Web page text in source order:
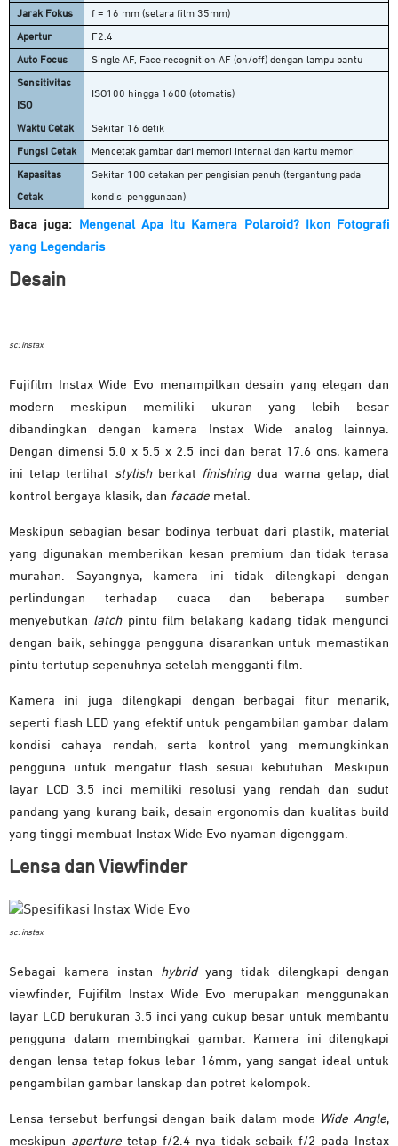
Jarak Fokus f = 16 mm (setara film 35mm)
Apertur F2.4
Auto Focus Single AF, Face recognition AF (on/off) dengan lampu bantu
Sensitivitas
ISO
ISO100 hingga 1600 (otomatis)
Waktu Cetak Sekitar 16 detik
Fungsi Cetak Mencetak gambar dari memori internal dan kartu memori
Kapasitas
Cetak
Sekitar 100 cetakan per pengisian penuh (tergantung pada
kondisi penggunaan)
Baca juga:
Mengenal Apa Itu Kamera Polaroid? Ikon Fotografi
yang Legendaris
Desain
sc: instax
Fujifilm Instax Wide Evo menampilkan desain yang elegan dan
modern meskipun memiliki ukuran yang lebih besar
dibandingkan dengan kamera Instax Wide analog lainnya.
Dengan dimensi 5.0 x 5.5 x 2.5 inci dan berat 17.6 ons, kamera
ini tetap terlihat stylishberkat finishingdua warna gelap, dial
kontrol bergaya klasik, dan facade metal.
Meskipun sebagian besar bodinya terbuat dari plastik, material
yang digunakan memberikan kesan premium dan tidak terasa
murahan. Sayangnya, kamera ini tidak dilengkapi dengan
perlindungan terhadap cuaca dan beberapa sumber
menyebutkan latchpintu film belakang kadang tidak mengunci
dengan baik, sehingga pengguna disarankan untuk memastikan
pintu tertutup sepenuhnya setelah mengganti film.
Kamera ini juga dilengkapi dengan berbagai fitur menarik,
seperti flash LED yang efektif untuk pengambilan gambar dalam
kondisi cahaya rendah, serta kontrol yang memungkinkan
pengguna untuk mengatur flash sesuai kebutuhan. Meskipun
layar LCD 3.5 inci memiliki resolusi yang rendah dan sudut
pandang yang kurang baik, desain ergonomis dan kualitas build
yang tinggi membuat Instax Wide Evo nyaman digenggam.
Lensa dan Viewfinder
sc: instax
Sebagai kamera instan hybridyang tidak dilengkapi dengan
viewfinder, Fujifilm Instax Wide Evo merupakan menggunakan
layar LCD berukuran 3.5 inci yang cukup besar untuk membantu
pengguna dalam membingkai gambar. Kamera ini dilengkapi
dengan lensa tetap fokus lebar 16mm, yang sangat ideal untuk
pengambilan gambar lanskap dan potret kelompok.
Lensa tersebut berfungsi dengan baik dalam mode Wide Angle,
meskipun aperturetetap f/2.4-nya tidak sebaik f/2 pada Instax